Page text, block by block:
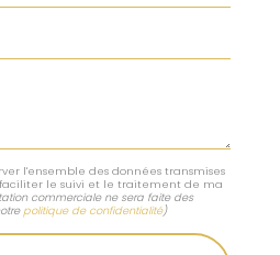
l'ensemble des données transmises
le suivi et le traitement de ma
commerciale ne sera faite des
politique de confidentialité)